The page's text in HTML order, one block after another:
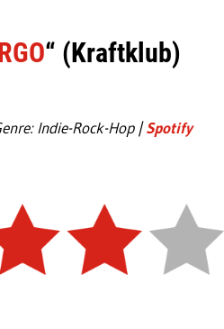
“ (Kraftklub)
Indie-Rock-Hop |Spotify